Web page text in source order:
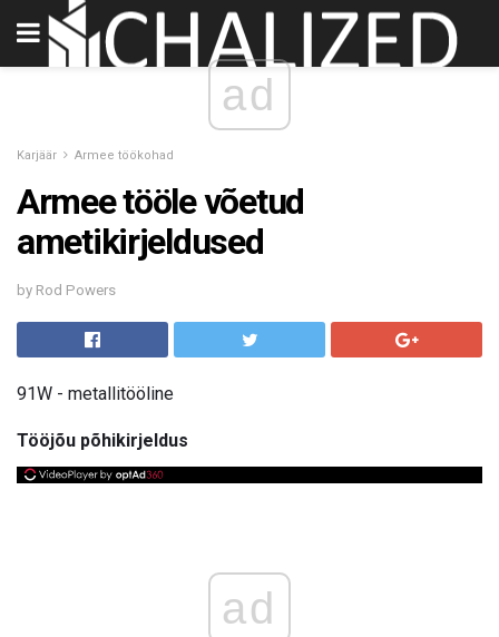
ad
Karjäär Armee töökohad
Armee tööle võetud
ametikirjeldused
by Rod Powers
91W - metallitööline
Tööjõu põhikirjeldus
ad